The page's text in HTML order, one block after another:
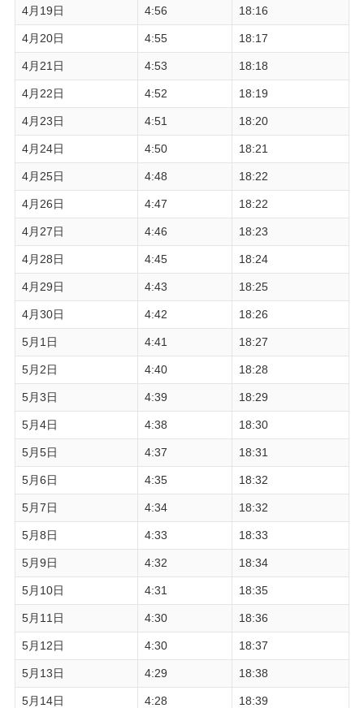
4月19日 4:56 18:16
4月20日 4:55 18:17
4月21日 4:53 18:18
4月22日 4:52 18:19
4月23日 4:51 18:20
4月24日 4:50 18:21
4月25日 4:48 18:22
4月26日 4:47 18:22
4月27日 4:46 18:23
4月28日 4:45 18:24
4月29日 4:43 18:25
4月30日 4:42 18:26
5月1日 4:41 18:27
5月2日 4:40 18:28
5月3日 4:39 18:29
5月4日 4:38 18:30
5月5日 4:37 18:31
5月6日 4:35 18:32
5月7日 4:34 18:32
5月8日 4:33 18:33
5月9日 4:32 18:34
5月10日 4:31 18:35
5月11日 4:30 18:36
5月12日 4:30 18:37
5月13日 4:29 18:38
5月14日 4:28 18:39